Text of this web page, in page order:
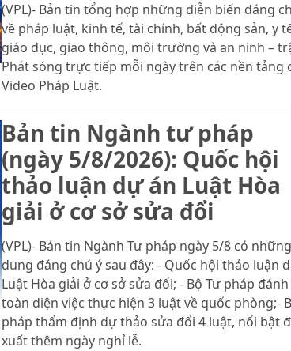
(VPL)- Bản tin tổng hợp những diễn biến đáng
về pháp luật, kinh tế, tài chính, bất động sản, y
giáo dục, giao thông, môi trường và an ninh –
Phát sóng trực tiếp mỗi ngày trên các nền tảng
Video Pháp Luật.
Bản tin Ngành tư pháp
(ngày 5/8/2026): Quốc hội
thảo luận dự án Luật Hòa
giải ở cơ sở sửa đổi
(VPL)- Bản tin Ngành Tư pháp ngày 5/8 có
dung đáng chú ý sau đây: - Quốc hội thảo luận
Luật Hòa giải ở cơ sở sửa đổi; - Bộ Tư pháp
toàn diện việc thực hiện 3 luật về quốc phòng;-
pháp thẩm định dự thảo sửa đổi 4 luật, nổi bật
xuất thêm ngày nghỉ lễ.